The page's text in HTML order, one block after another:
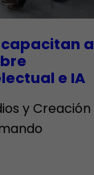
capacitan a
e IA
y Creación